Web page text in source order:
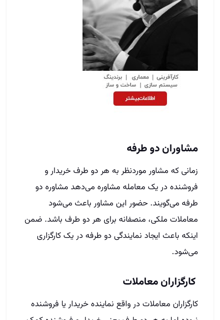
مشاوران دو طرفه
زمانی که مشاور موردنظر به هر دو طرف خریدار و
فروشنده در یک معامله مشاوره می‌‌دهد مشاوره دو
طرفه می‌گویند. حضور این مشاور باعث می‌شود
معاملات ملکی، منصفانه برای هر دو طرف باشد. ضمن
اینکه باعث ایجاد نمایندگی دو طرفه در یک کارگزاری
می‌شود.
کارگزاران معاملات
کارگزاران معاملات در واقع نماینده خریدار یا فروشنده